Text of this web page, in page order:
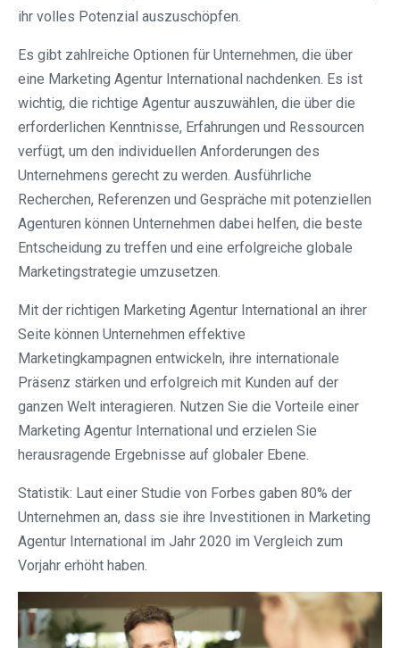
ihr volles Potenzial auszuschöpfen.
Es gibt zahlreiche Optionen für Unternehmen, die über
eine Marketing Agentur International nachdenken. Es ist
wichtig, die richtige Agentur auszuwählen, die über die
erforderlichen Kenntnisse, Erfahrungen und Ressourcen
verfügt, um den individuellen Anforderungen des
Unternehmens gerecht zu werden. Ausführliche
Recherchen, Referenzen und Gespräche mit potenziellen
Agenturen können Unternehmen dabei helfen, die beste
Entscheidung zu treffen und eine erfolgreiche globale
Marketingstrategie umzusetzen.
Mit der richtigen Marketing Agentur International an ihrer
Seite können Unternehmen effektive
Marketingkampagnen entwickeln, ihre internationale
Präsenz stärken und erfolgreich mit Kunden auf der
ganzen Welt interagieren. Nutzen Sie die Vorteile einer
Marketing Agentur International und erzielen Sie
herausragende Ergebnisse auf globaler Ebene.
Statistik: Laut einer Studie von Forbes gaben 80% der
Unternehmen an, dass sie ihre Investitionen in Marketing
Agentur International im Jahr 2020 im Vergleich zum
Vorjahr erhöht haben.